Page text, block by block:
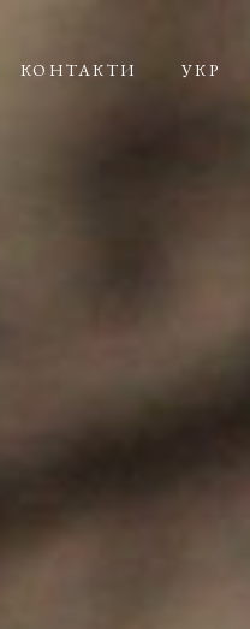
КОНТАКТИ УКР